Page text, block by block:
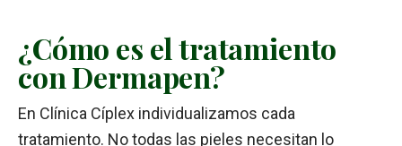
¿Cómo es el tratamiento
con Dermapen?
En Clínica Cíplex individualizamos cada
tratamiento. No todas las pieles necesitan lo